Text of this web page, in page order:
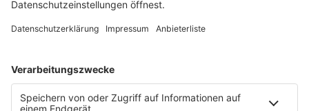
Song Contest
Mädelsabend
Ich hasse Sport
Sonntag Morgen
Strandbar